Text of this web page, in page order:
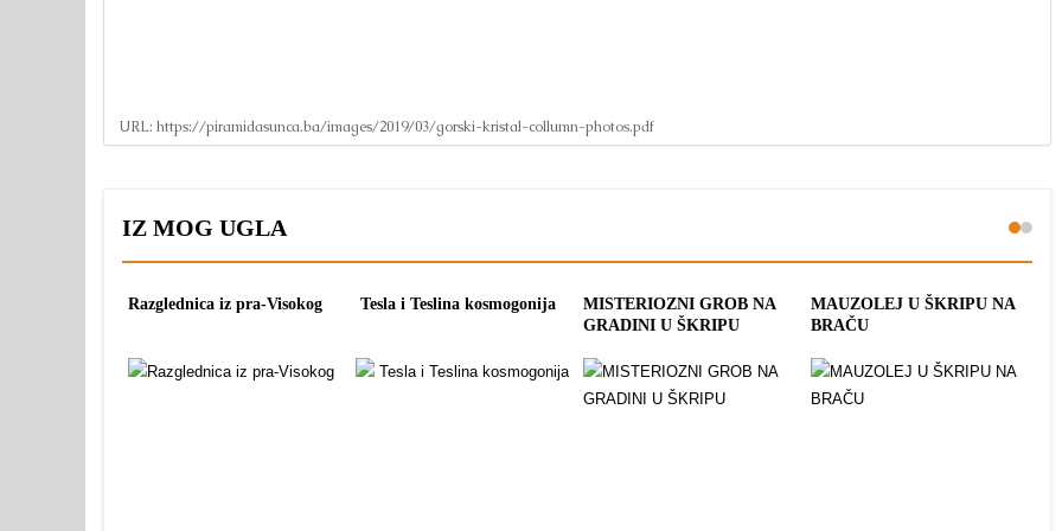
URL: https://piramidasunca.ba/images/2019/03/gorski-kristal-collumn-photos.pdf
IZ MOG UGLA
Razglednica iz pra-Visokog Tesla i Teslina kosmogonija
MISTERIOZNI GROB NA
GRADINI U ŠKRIPU
MAUZOLEJ U ŠKRIPU NA
BRAČU